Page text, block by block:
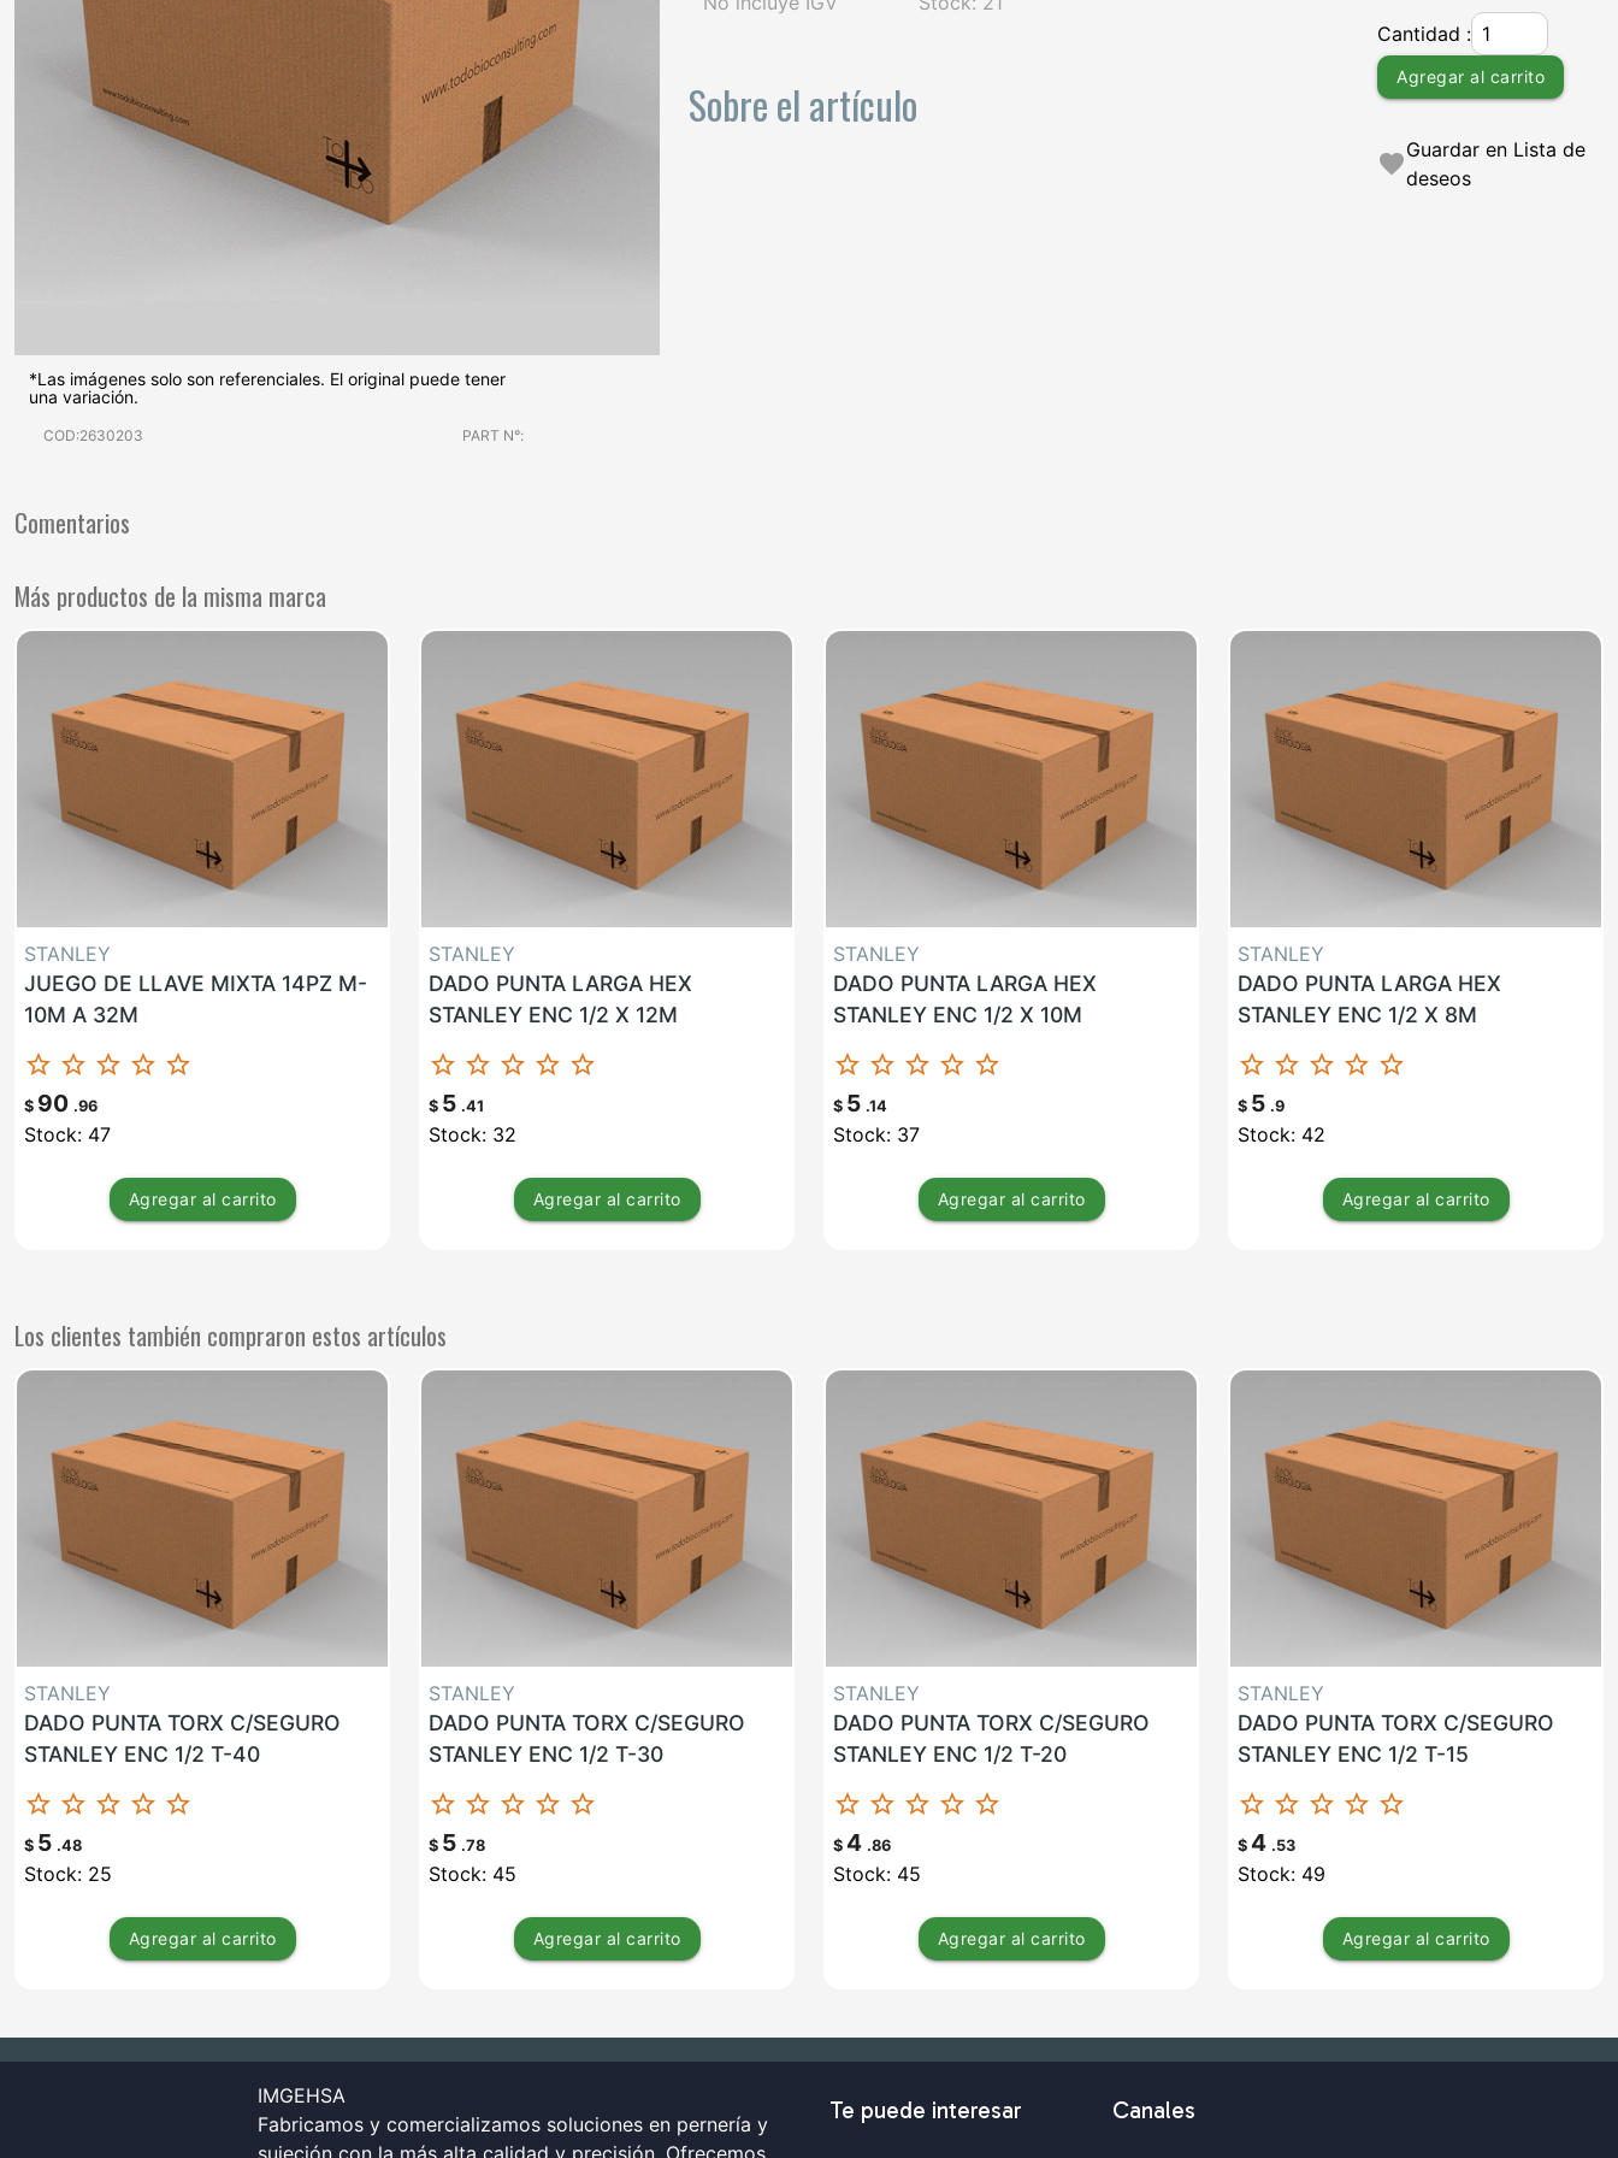
*Las imágenes solo son referenciales. El original puede tener
una variación.
COD:2630203 PART N°:
Sobre el artículo
Cantidad :
Agregar al carrito
favoriteGuardar en Lista de
deseos
Comentarios
Más productos de la misma marca
STANLEY
JUEGO DE LLAVE MIXTA 14PZ M-
10M A 32M
star_border star_border star_border star_border star_border
$ 90 .96
Stock: 47
Agregar al carrito
STANLEY
DADO PUNTA LARGA HEX
STANLEY ENC 1/2 X 12M
star_border star_border star_border star_border star_border
$ 5 .41
Stock: 32
Agregar al carrito
STANLEY
DADO PUNTA LARGA HEX
STANLEY ENC 1/2 X 10M
star_border star_border star_border star_border star_border
$ 5 .14
Stock: 37
Agregar al carrito
STANLEY
DADO PUNTA LARGA HEX
STANLEY ENC 1/2 X 8M
star_border star_border star_border star_border star_border
$ 5 .9
Stock: 42
Agregar al carrito
Los clientes también compraron estos artículos
STANLEY
DADO PUNTA TORX C/SEGURO
STANLEY ENC 1/2 T-40
star_border star_border star_border star_border star_border
$ 5 .48
Stock: 25
Agregar al carrito
STANLEY
DADO PUNTA TORX C/SEGURO
STANLEY ENC 1/2 T-30
star_border star_border star_border star_border star_border
$ 5 .78
Stock: 45
Agregar al carrito
STANLEY
DADO PUNTA TORX C/SEGURO
STANLEY ENC 1/2 T-20
star_border star_border star_border star_border star_border
$ 4 .86
Stock: 45
Agregar al carrito
STANLEY
DADO PUNTA TORX C/SEGURO
STANLEY ENC 1/2 T-15
star_border star_border star_border star_border star_border
$ 4 .53
Stock: 49
Agregar al carrito
IMGEHSA
Fabricamos y comercializamos soluciones en pernería y
Te puede interesar Canales